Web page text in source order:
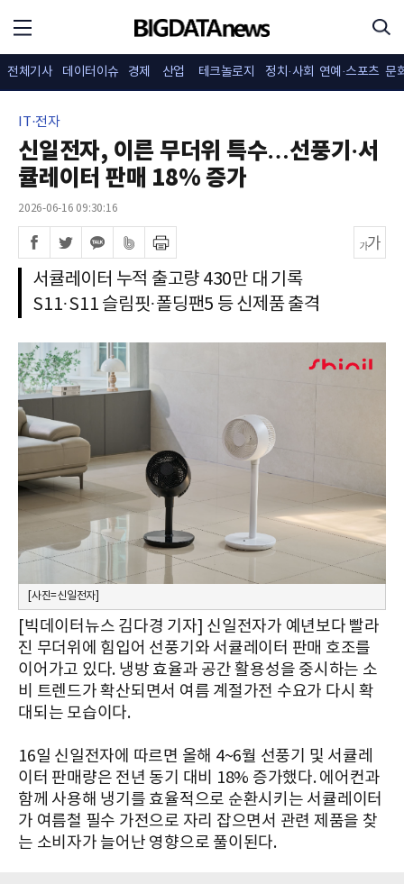
전체기사 데이터이슈 경제 산업 테크놀로지 정치·사회 연예·스포츠 문
IT·전자
신일전자, 이른 무더위 특수…선풍기·서
큘레이터 판매 18% 증가
2026-06-16 09:30:16
서큘레이터 누적 출고량 430만 대 기록
S11·S11 슬림핏·폴딩팬5 등 신제품 출격
[사진=신일전자]
[빅데이터뉴스 김다경 기자] 신일전자가 예년보다 빨라
진 무더위에 힘입어 선풍기와 서큘레이터 판매 호조를
이어가고 있다. 냉방 효율과 공간 활용성을 중시하는 소
비 트렌드가 확산되면서 여름 계절가전 수요가 다시 확
대되는 모습이다.
16일 신일전자에 따르면 올해 4~6월 선풍기 및 서큘레
이터 판매량은 전년 동기 대비 18% 증가했다. 에어컨과
함께 사용해 냉기를 효율적으로 순환시키는 서큘레이터
가 여름철 필수 가전으로 자리 잡으면서 관련 제품을 찾
는 소비자가 늘어난 영향으로 풀이된다.